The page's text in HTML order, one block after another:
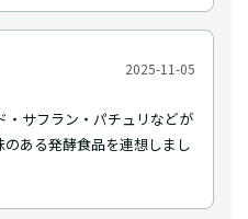
2025-11-05
・サフラン・パチュリなどが
ある発酵食品を連想しまし